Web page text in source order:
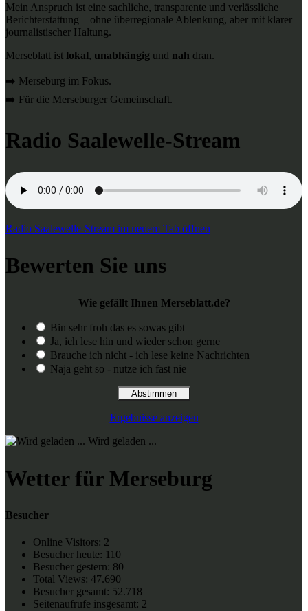
Mein Anspruch ist eine sachliche, transparente und verlässliche
Berichterstattung – ohne überregionale Ablenkung, aber mit klarer
journalistischer Haltung.
Merseblatt ist lokal, unabhängig und nah dran.
➡️ Merseburg im Fokus.
➡️ Für die Merseburger Gemeinschaft.
Radio Saalewelle-Stream
Radio Saalewelle-Stream im neuem Tab öffnen
Bewerten Sie uns
Wie gefällt Ihnen Merseblatt.de?
Bin sehr froh das es sowas gibt
Ja, ich lese hin und wieder schon gerne
Brauche ich nicht - ich lese keine Nachrichten
Naja geht so - nutze ich fast nie
Ergebnisse anzeigen
Wird geladen ...
Wetter für Merseburg
Besucher
Online Visitors: 2
Besucher heute: 110
Besucher gestern: 80
Total Views: 47.690
Besucher gesamt: 52.718
Seitenaufrufe insgesamt: 2